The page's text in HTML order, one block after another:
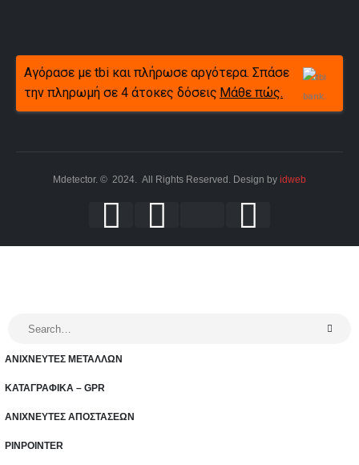
Αγόρασε με tbi και πλήρωσε αργότερα. Σπάσε
την πληρωμή σε 4 άτοκες δόσεις Μάθε πώς.
Mdetector. © 2024. All Rights Reserved. Design by idweb
ΑΝΙΧΝΕΥΤΕΣ ΜΕΤΑΛΛΩΝ
ΚΑΤΑΓΡΑΦΙΚΑ – GPR
ΑΝΙΧΝΕΥΤΕΣ ΑΠΟΣΤΑΣΕΩΝ
PINPOINTER